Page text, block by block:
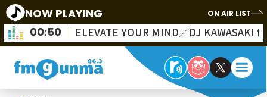
NOW PLAYING ON AIR LIST
00:50 ELEVATE YOUR MIND／DJ KAWASAKI